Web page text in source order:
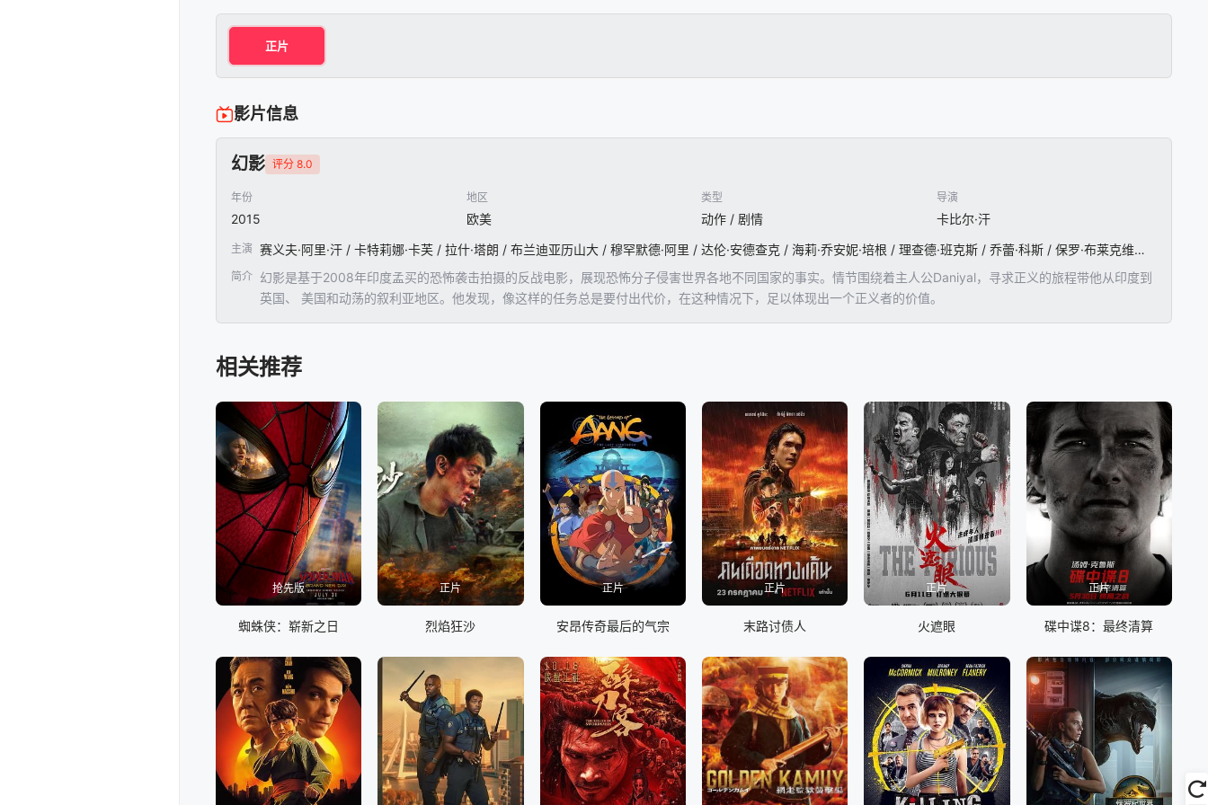
正片
影片信息
幻影 评分 8.0
年份
2015
地区
欧美
类型
动作 / 剧情
导演
卡比尔·汗
主演 赛义夫·阿里·汗 / 卡特莉娜·卡芙 / 拉什·塔朗 / 布兰迪亚历山大 / 穆罕默德·阿里 / 达伦·安德查克 / 海莉·乔安妮·培根 / 理查德·班克斯 / 乔蕾·科斯 / 保罗·布莱克维尔 / 帕旺·乔普拉 / 约翰·达根 / 李·尼古拉斯·哈里斯 / 迈克尔·海登
简介 幻影是基于2008年印度孟买的恐怖袭击拍摄的反战电影，展现恐怖分子侵害世界各地不同国家的事实。情节围绕着主人公Daniyal，寻求正义的旅程带他从印度到
英国、 美国和动荡的叙利亚地区。他发现，像这样的任务总是要付出代价，在这种情况下，足以体现出一个正义者的价值。
相关推荐
抢先版
蜘蛛侠：崭新之日
正片
烈焰狂沙
正片
安昂传奇最后的气宗
正片
末路讨债人
正片
火遮眼
正片
碟中谍8：最终清算